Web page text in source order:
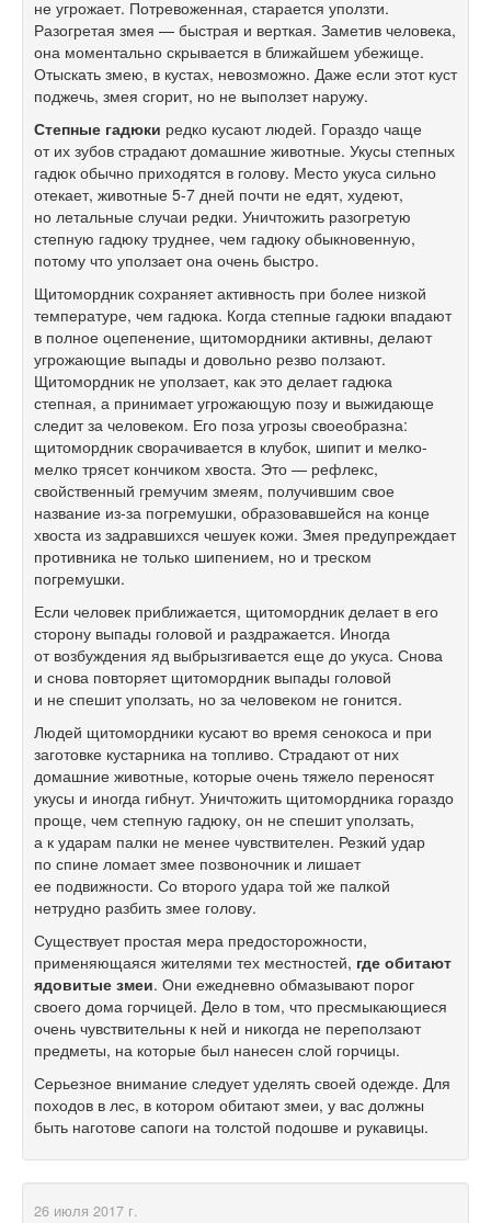
не угрожает. Потревоженная, старается уползти.
Разогретая змея — быстрая и верткая. Заметив человека,
она моментально скрывается в ближайшем убежище.
Отыскать змею, в кустах, невозможно. Даже если этот куст
поджечь, змея сгорит, но не выползет наружу.
Степные гадюки редко кусают людей. Гораздо чаще
от их зубов страдают домашние животные. Укусы степных
гадюк обычно приходятся в голову. Место укуса сильно
отекает, животные 5-7 дней почти не едят, худеют,
но летальные случаи редки. Уничтожить разогретую
степную гадюку труднее, чем гадюку обыкновенную,
потому что уползает она очень быстро.
Щитомордник сохраняет активность при более низкой
температуре, чем гадюка. Когда степные гадюки впадают
в полное оцепенение, щитомордники активны, делают
угрожающие выпады и довольно резво ползают.
Щитомордник не уползает, как это делает гадюка
степная, а принимает угрожающую позу и выжидающе
следит за человеком. Его поза угрозы своеобразна:
щитомордник сворачивается в клубок, шипит и мелко-
мелко трясет кончиком хвоста. Это — рефлекс,
свойственный гремучим змеям, получившим свое
название из-за погремушки, образовавшейся на конце
хвоста из задравшихся чешуек кожи. Змея предупреждает
противника не только шипением, но и треском
погремушки.
Если человек приближается, щитомордник делает в его
сторону выпады головой и раздражается. Иногда
от возбуждения яд выбрызгивается еще до укуса. Снова
и снова повторяет щитомордник выпады головой
и не спешит уползать, но за человеком не гонится.
Людей щитомордники кусают во время сенокоса и при
заготовке кустарника на топливо. Страдают от них
домашние животные, которые очень тяжело переносят
укусы и иногда гибнут. Уничтожить щитомордника гораздо
проще, чем степную гадюку, он не спешит уползать,
а к ударам палки не менее чувствителен. Резкий удар
по спине ломает змее позвоночник и лишает
ее подвижности. Со второго удара той же палкой
нетрудно разбить змее голову.
Существует простая мера предосторожности,
применяющаяся жителями тех местностей, где обитают
ядовитые змеи. Они ежедневно обмазывают порог
своего дома горчицей. Дело в том, что пресмыкающиеся
очень чувствительны к ней и никогда не переползают
предметы, на которые был нанесен слой горчицы.
Серьезное внимание следует уделять своей одежде. Для
походов в лес, в котором обитают змеи, у вас должны
быть наготове сапоги на толстой подошве и рукавицы.
26 июля 2017 г.